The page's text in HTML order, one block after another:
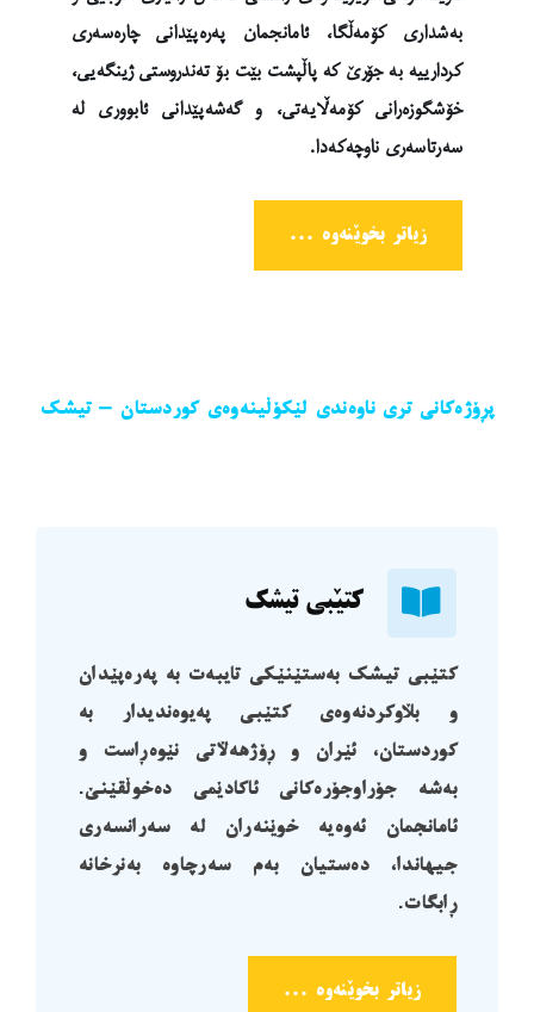
بەشداری کۆمەڵگا، ئامانجمان ‏پەرەپێدانی چارەسەری
کردارییە بە جۆرێ کە پاڵپشت بێت بۆ تەندروستی ژینگەیی،
‏خۆشگوزەرانی کۆمەڵایەتی، و گەشەپێدانی ئابووری لە
سەرتاسەری ناوچەکەدا.
زیاتر بخوێنەوە ...
پڕۆژەکانی تری ناوەندی لێکۆڵینەوەی کوردستان – تیشک
کتێبی تیشک
کتێبی تیشک بەستێنێکی تایبەت بە پەرەپێدان
و بڵاوکردنەوەی کتێبی پەیوەندیدار بە
کوردستان، ئێران و ڕۆژهەڵاتی نێوەڕاست و
بەشە جۆراوجۆرەکانی ئاکادێمی دەخوڵقێنێ.
ئامانجمان ئەوەیە خوێنەران لە سەرانسەری
جیهاندا، دەستیان بەم سەرچاوە بەنرخانە
ڕابگات.
زیاتر بخوێنەوە ...